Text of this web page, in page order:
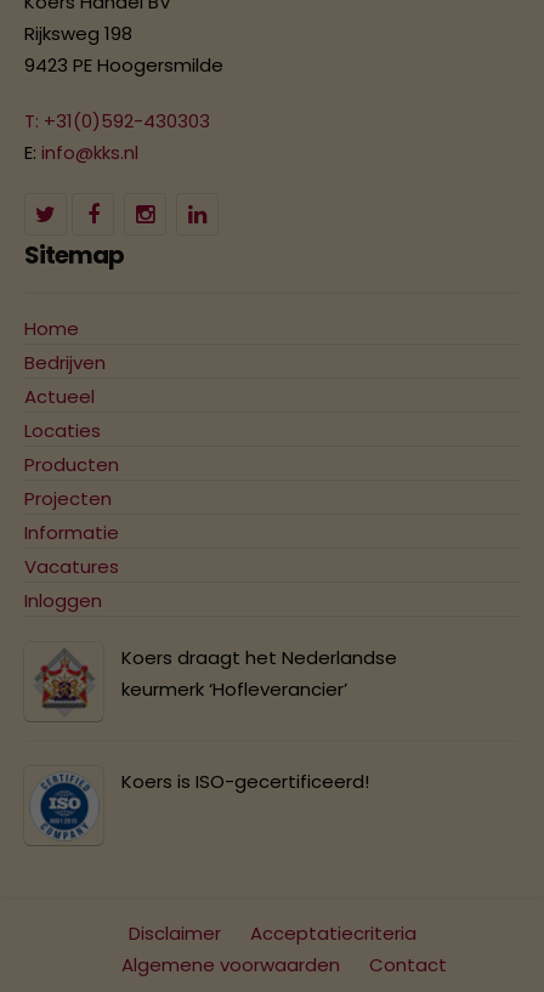
Rijksweg 198
9423 PE Hoogersmilde
T: +31(0)592-430303
E: info@kks.nl
Sitemap
Home
Bedrijven
Actueel
Locaties
Producten
Projecten
Informatie
Vacatures
Inloggen
Koers draagt het Nederlandse
keurmerk ‘Hofleverancier’
Koers is ISO-gecertificeerd!
Disclaimer
Acceptatiecriteria
Algemene voorwaarden
Contact